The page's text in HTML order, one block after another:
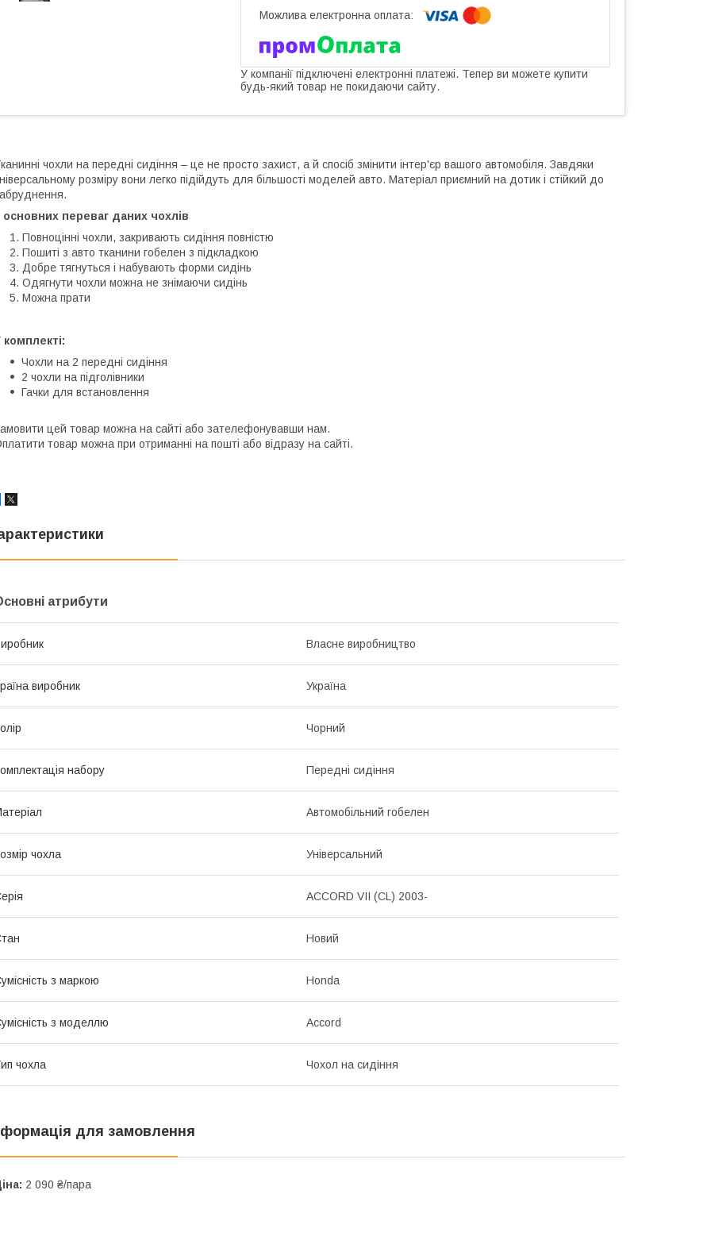
У компанії підключені електронні платежі. Тепер ви можете купити
будь-який товар не покидаючи сайту.
чохли на передні сидіння – це не просто захист, а й спосіб змінити інтер'єр вашого автомобіля. Завдяки
розміру вони легко підійдуть для більшості моделей авто. Матеріал приємний на дотик і стійкий до
основних переваг даних чохлів
Повноцінні чохли, закривають сидіння повністю
Пошиті з авто тканини гобелен з підкладкою
Добре тягнуться і набувають форми сидінь
Одягнути чохли можна не знімаючи сидінь
Можна прати
комплекті:
Чохли на 2 передні сидіння
2 чохли на підголівники
Гачки для встановлення
цей товар можна на сайті або зателефонувавши нам.
товар можна при отриманні на пошті або відразу на сайті.
атрибути
Власне виробництво
виробник Україна
Чорний
набору Передні сидіння
Автомобільний гобелен
чохла Універсальний
ACCORD VII (CL) 2003-
Новий
з маркою Honda
з моделлю Accord
чохла Чохол на сидіння
для замовлення
2 090 ₴/пара